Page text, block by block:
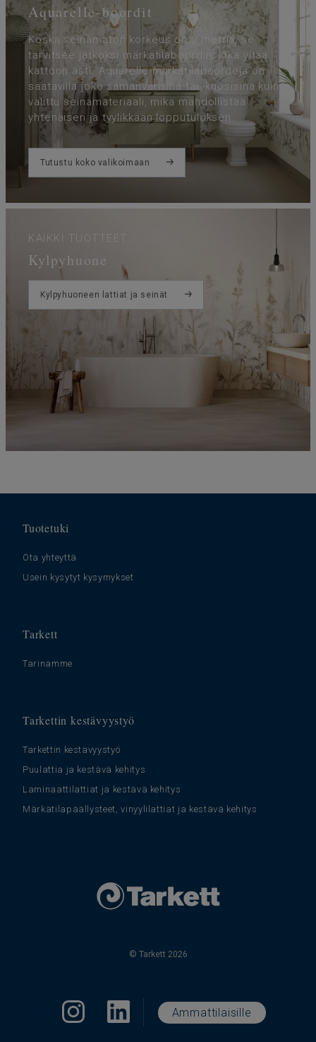
Aquarelle-boordit
Koska seinämaton korkeus on 2 metriä, se
tarvitsee jatkoksi märkätilaboordin, joka yltää
kattoon asti. Aquarelle-märkätilaboordeja on
saatavilla joko samanvärisinä tai -kuosisina kuin
valittu seinämateriaali, mikä mahdollistaa
yhtenäisen ja tyylikkään lopputuloksen.
Tutustu koko valikoimaan
KAIKKI TUOTTEET
Kylpyhuone
Kylpyhuoneen lattiat ja seinät
Tuotetuki
Ota yhteyttä
Usein kysytyt kysymykset
Tarkett
Tarinamme
Tarkettin kestävyystyö
Tarkettin kestävyystyö
Puulattia ja kestävä kehitys
Laminaattilattiat ja kestävä kehitys
Märkätilapäällysteet, vinyylilattiat ja kestävä kehitys
© Tarkett 2026
Ammattilaisille